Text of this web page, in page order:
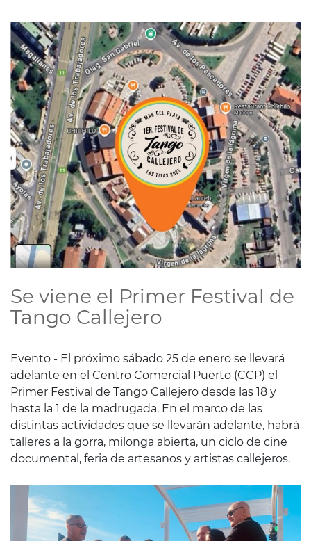
Se viene el Primer Festival de
Tango Callejero
Evento - El próximo sábado 25 de enero se llevará
adelante en el Centro Comercial Puerto (CCP) el
Primer Festival de Tango Callejero desde las 18 y
hasta la 1 de la madrugada. En el marco de las
distintas actividades que se llevarán adelante, habrá
talleres a la gorra, milonga abierta, un ciclo de cine
documental, feria de artesanos y artistas callejeros.